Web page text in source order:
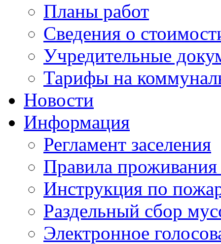
Планы работ
Сведения о
Учредительные
Тарифы на
Новости
Информация
Регламент заселения
Правила
Инструкция по
Раздельный сбор
Электронное